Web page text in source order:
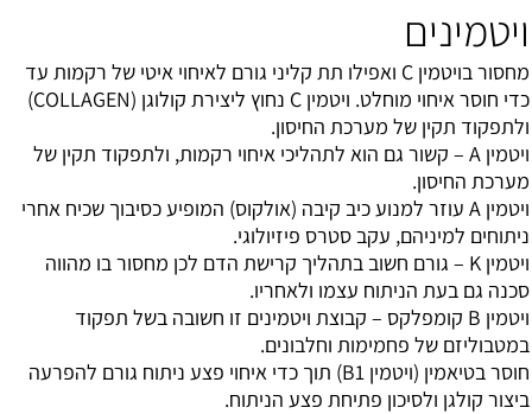
ויטמינים
מחסור בויטמין C ואפילו תת קליני גורם לאיחוי איטי של רקמות עד
כדי חוסר איחוי מוחלט. ויטמין C נחוץ ליצירת קולוגן (COLLAGEN)
ולתפקוד תקין של מערכת החיסון.
ויטמין A – קשור גם הוא לתהליכי איחוי רקמות, ולתפקוד תקין של
מערכת החיסון.
ויטמין A עוזר למנוע כיב קיבה (אולקוס) המופיע כסיבוך שכיח אחרי
ניתוחים למיניהם, עקב סטרס פיזיולוגי.
ויטמין K – גורם חשוב בתהליך קרישת הדם לכן מחסור בו מהווה
סכנה גם בעת הניתוח עצמו ולאחריו.
ויטמין B קומפלקס – קבוצת ויטמינים זו חשובה בשל תפקוד
במטבוליזם של פחמימות וחלבונים.
חוסר בטיאמין (ויטמין B1) תוך כדי איחוי פצע ניתוח גורם להפרעה
ביצור קולגן ולסיכון פתיחת פצע הניתוח.